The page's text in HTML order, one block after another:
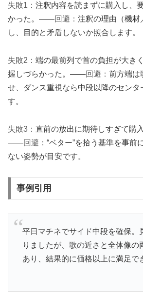
失敗1： 注釈内容を読まずに購入し、
かった。——回避： 注釈の理由（機材
し、目的と矛盾しないか照合します。
失敗2： 端の最前列で首の負担が大き
握しづらかった。——回避： 前方端は
せ、ダンス重視なら中段以降のセンタ
す。
失敗3： 直前の放出に期待しすぎて購
——回避： “ベター”を拾う基準を事前
ない姿勢が目安です。
事例引用
平日マチネでサイド中段を確保。
りましたが、歌の近さと全体像の
あり、結果的に価格以上に満足で